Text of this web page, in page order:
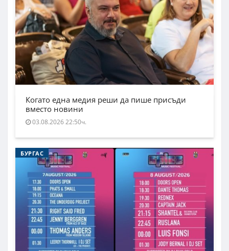
Когато една медия реши да пише присъди
вместо новини
03.08.2026 22:50ч.
БУРГАС